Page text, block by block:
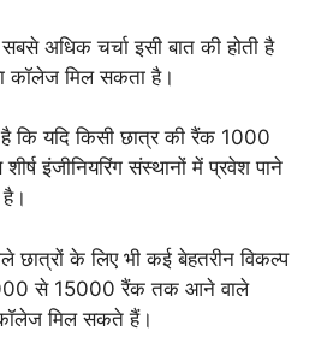
अधिक चर्चा इसी बात की होती है
कॉलेज मिल सकता है।
है कि यदि किसी छात्र की रैंक 1000
इंजीनियरिंग संस्थानों में प्रवेश पाने
के लिए भी कई बेहतरीन विकल्प
से 15000 रैंक तक आने वाले
कॉलेज मिल सकते हैं।